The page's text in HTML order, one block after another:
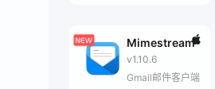
Mimestream
v1.10.6
Gmail邮件客户端